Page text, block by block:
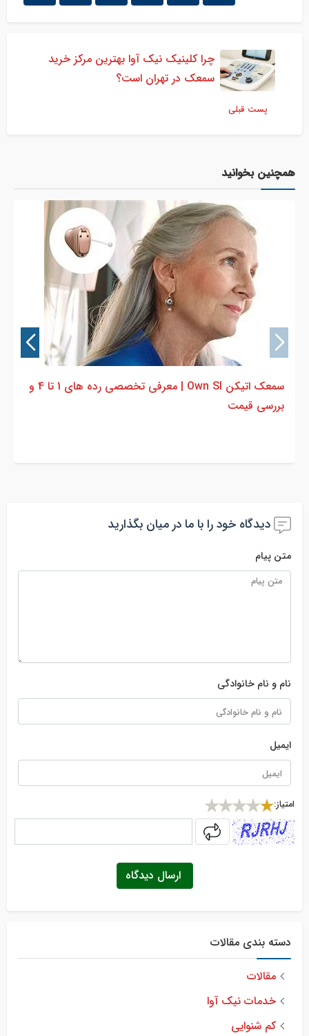
پست قبلی
چرا کلینیک نیک آوا بهترین مرکز خرید
سمعک در تهران است؟
همچنین بخوانید
سمعک اتیکن Own SI | معرفی تخصصی رده های 1 تا 4 و
بررسی قیمت
دیدگاه خود را با ما در میان بگذارید
متن پیام
نام و نام خانوادگی
ایمیل
امتیاز:
ارسال دیدگاه
دسته بندی مقالات
مقالات
خدمات نیک آوا
کم شنوایی